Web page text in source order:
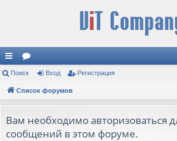
с
ы
и
ор
ум
Поиск Вход Регистрация
Список форумов
Вам необходимо авторизоваться
сообщений в этом форуме.